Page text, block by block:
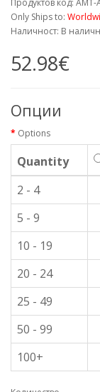
Продуктов код: AMT-
Only Ships to:
Наличност: В
52.98€
Опции
Options
Quantity
2 - 4
5 - 9
10 - 19
20 - 24
25 - 49
50 - 99
100+